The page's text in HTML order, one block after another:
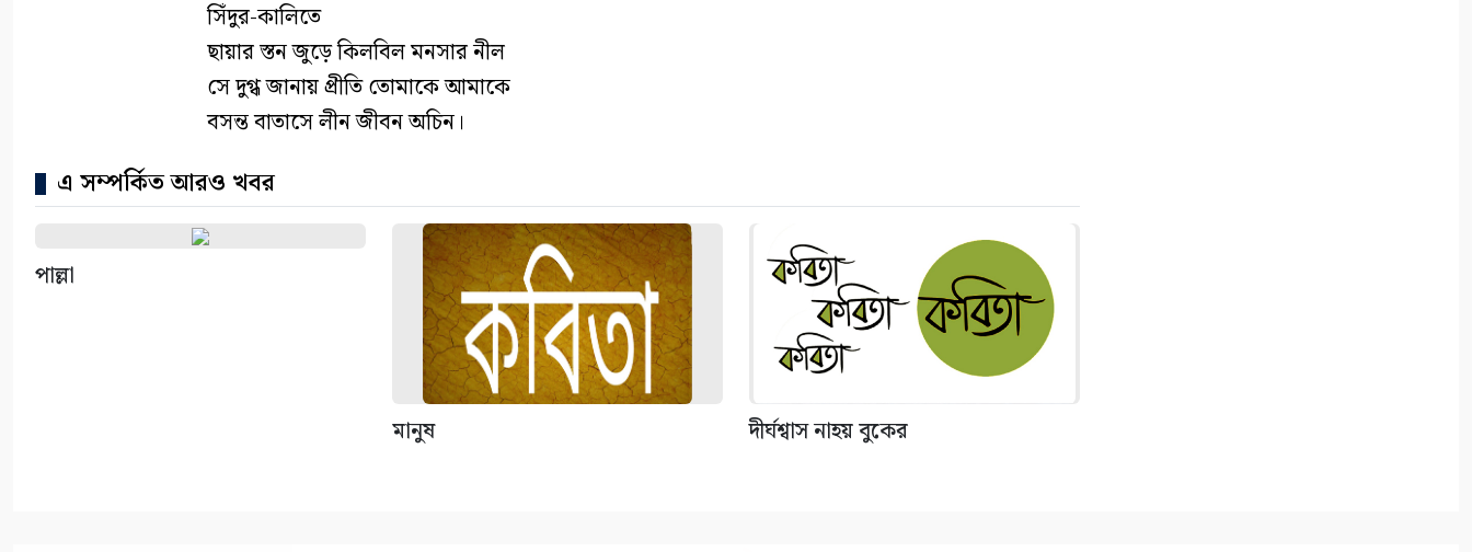
সিঁদুর-কালিতে
ছায়ার স্তন জুড়ে কিলবিল মনসার নীল
সে দুগ্ধ জানায় প্রীতি তোমাকে আমাকে
বসন্ত বাতাসে লীন জীবন অচিন।
এ সম্পর্কিত আরও খবর
পাল্লা
মানুষ দীর্ঘশ্বাস নাহয় বুকের